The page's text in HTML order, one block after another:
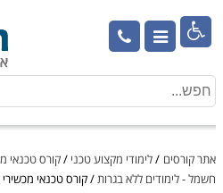

אתר קורסים /לימודי מקצוע טכני /קורס טכנאי
חשמל - לימודים ללא בגרות/קורס טכנאי